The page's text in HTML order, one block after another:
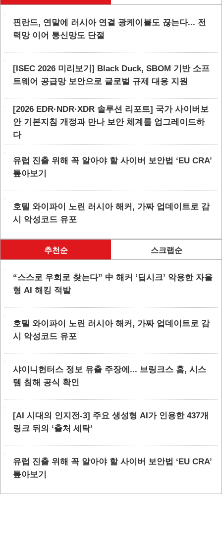
핀란드, 연말에 러시아 연결 광케이블도 끊는다... 전
력망 이어 통신망도 단절
[ISEC 2026 미리보기] Black Duck, SBOM 기반 소프
트웨어 공급망 보안으로 글로벌 규제 대응 지원
[2026 EDR·NDR·XDR 솔루션 리포트] 국가 사이버보
안 기본지침 개정과 만나 보안 체계를 업그레이드하
다
유럽 진출 위해 꼭 알아야 할 사이버 보안법 ‘EU CRA’
톺아보기
호텔 와이파이 노린 러시아 해커, 가짜 업데이트로 감
시 악성코드 유포
추천순 스크랩순
“스스로 우회로 찾는다” 中 해커 ‘딥시크’ 악용한 자율
형 AI 해킹 적발
호텔 와이파이 노린 러시아 해커, 가짜 업데이트로 감
시 악성코드 유포
샤이니헌터스 정보 유출 주장에... 브링크스 홈, 시스
템 침해 공식 확인
[AI 시대의 인지전-3] 주요 생성형 AI가 인용한 437개
링크 뒤의 ‘출처 세탁’
유럽 진출 위해 꼭 알아야 할 사이버 보안법 ‘EU CRA’
톺아보기